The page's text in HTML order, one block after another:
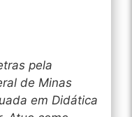
pela
de Minas
em Didática